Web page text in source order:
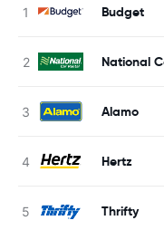
Budget
National
Alamo
Hertz
Thrifty